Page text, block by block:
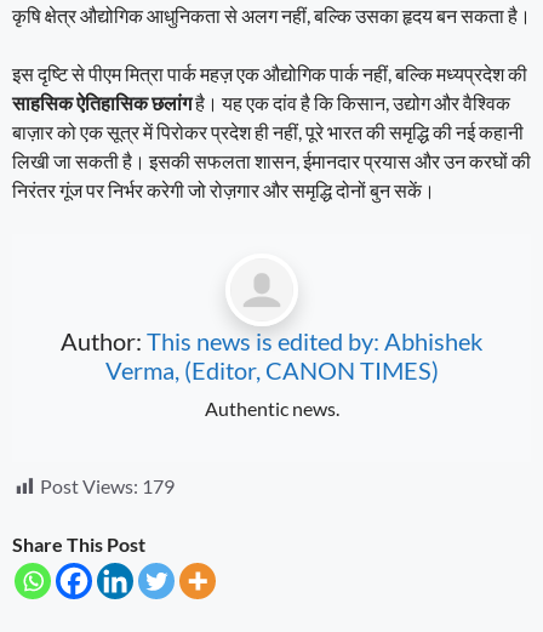
कृषि क्षेत्र औद्योगिक आधुनिकता से अलग नहीं, बल्कि उसका हृदय बन सकता है।
इस दृष्टि से पीएम मित्रा पार्क महज़ एक औद्योगिक पार्क नहीं, बल्कि मध्यप्रदेश की
साहसिक ऐतिहासिक छलांगहै। यह एक दांव है कि किसान, उद्योग और वैश्विक
बाज़ार को एक सूत्र में पिरोकर प्रदेश ही नहीं, पूरे भारत की समृद्धि की नई कहानी
लिखी जा सकती है। इसकी सफलता शासन, ईमानदार प्रयास और उन करघों की
निरंतर गूंज पर निर्भर करेगी जो रोज़गार और समृद्धि दोनों बुन सकें।
Author: This news is edited by: Abhishek
Verma, (Editor, CANON TIMES)
Authentic news.
Post Views: 179
Share This Post